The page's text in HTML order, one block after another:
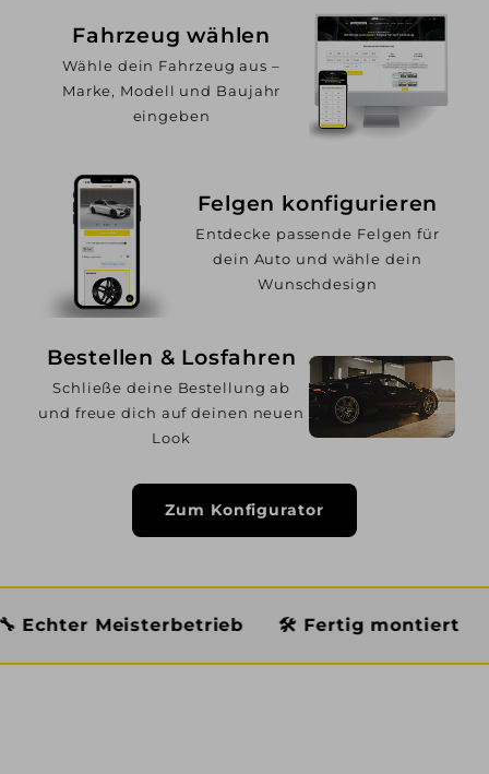
Fahrzeug wählen
Wähle dein Fahrzeug aus –
Marke, Modell und Baujahr
eingeben
Felgen konfigurieren
Entdecke passende Felgen für
dein Auto und wähle dein
Wunschdesign
Bestellen & Losfahren
Schließe deine Bestellung ab
und freue dich auf deinen neuen
Look
Zum Konfigurator
🛠️ Fertig montiert 🏆